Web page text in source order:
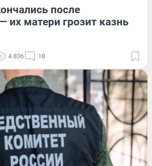
после
их матери грозит казнь
4 836 18